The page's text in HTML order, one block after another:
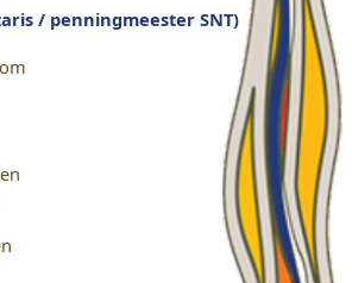
/ penningmeester SNT)